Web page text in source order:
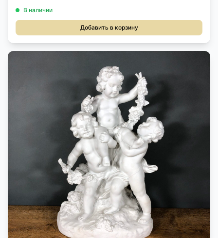
В наличии
Добавить в корзину